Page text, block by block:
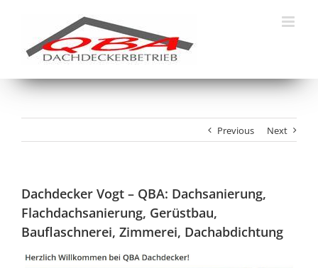
Previous Next
Dachdecker Vogt – QBA: Dachsanierung,
Flachdachsanierung, Gerüstbau,
Bauflaschnerei, Zimmerei, Dachabdichtung